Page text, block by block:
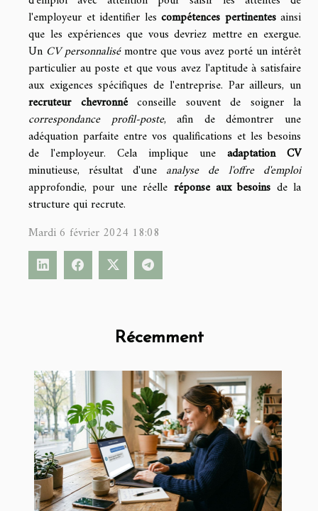
Récemment
l'employeur et identifier les compétences pertinentesainsi
que les expériences que vous devriez mettre en exergue.
Un CV personnalisémontre que vous avez porté un intérêt
particulier au poste et que vous avez l'aptitude à satisfaire
aux exigences spécifiques de l'entreprise. Par ailleurs, un
recruteur chevronnéconseille souvent de soigner la
correspondance profil-poste, afin de démontrer une
adéquation parfaite entre vos qualifications et les besoins
de l'employeur. Cela implique une adaptation CV
minutieuse, résultat d'une analyse de l'offre d'emploi
approfondie, pour une réelle réponse aux besoins de la
structure qui recrute.
Mardi 6 février 2024 18:08